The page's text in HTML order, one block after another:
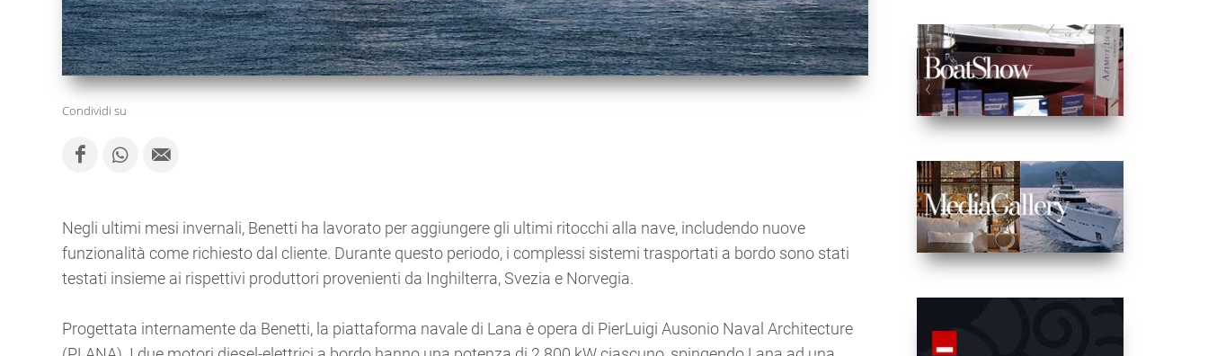
Condividi su
Negli ultimi mesi invernali, Benetti ha lavorato per aggiungere gli ultimi ritocchi alla nave, includendo nuove
funzionalità come richiesto dal cliente. Durante questo periodo, i complessi sistemi trasportati a bordo sono stati
testati insieme ai rispettivi produttori provenienti da Inghilterra, Svezia e Norvegia.
Progettata internamente da Benetti, la piattaforma navale di Lana è opera di PierLuigi Ausonio Naval Architecture